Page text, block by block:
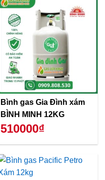
Bình gas Gia Đình xám
BÌNH MINH 12KG
510000₫